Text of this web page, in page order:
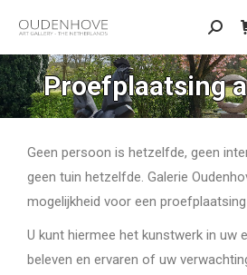
Proefplaatsing
Geen persoon is hetzelfde, geen
geen tuin hetzelfde. Galerie
mogelijkheid voor een
U kunt hiermee het kunstwerk in uw
beleven en ervaren of uw